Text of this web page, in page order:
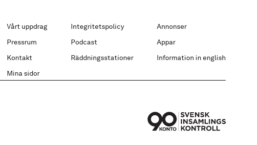
Vårt uppdrag Integritetspolicy
Annonser
Pressrum Podcast
Appar
Kontakt Räddningsstationer
Information in english
Mina sidor